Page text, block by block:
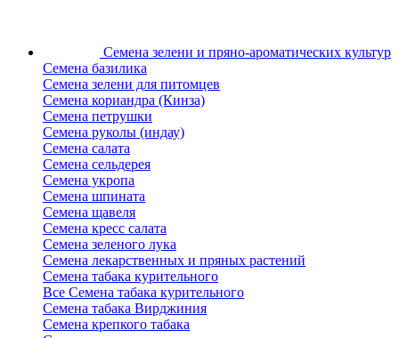
Семена зелени и пряно-ароматических культур
Семена базилика
Семена зелени для питомцев
Семена кориандра (Кинза)
Семена петрушки
Семена руколы (индау)
Семена салата
Семена сельдерея
Семена укропа
Семена шпината
Семена щавеля
Семена кресс салата
Семена зеленого лука
Семена лекарственных и пряных растений
Семена табака курительного
Все Семена табака курительного
Семена табака Вирджиния
Семена крепкого табака